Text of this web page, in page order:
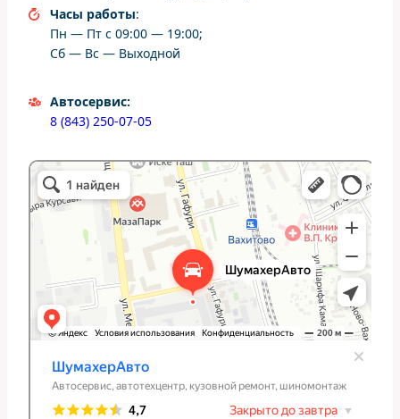
Часы работы:
Пн — Пт с 09:00 — 19:00;
Сб — Вс — Выходной
Автосервис:
8 (843) 250-07-05
ШумахерАвто
Автосервис, автотехцентр в Казани
Студия тюнинга в Казани